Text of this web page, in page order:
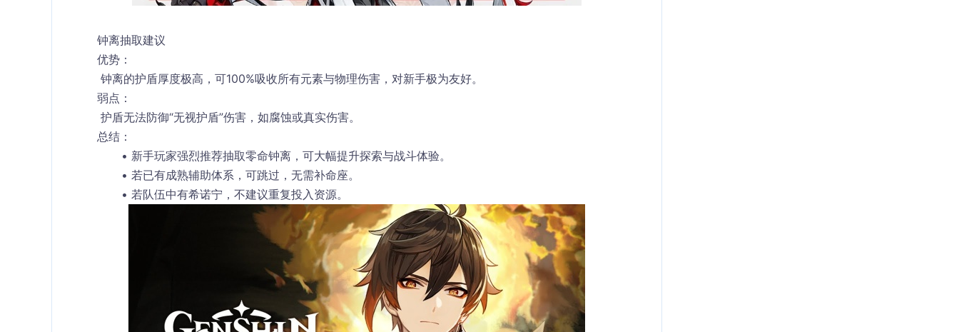
钟离抽取建议
优势：
钟离的护盾厚度极高，可100%吸收所有元素与物理伤害，对新手极为友好。
弱点：
护盾无法防御“无视护盾”伤害，如腐蚀或真实伤害。
总结：
新手玩家强烈推荐抽取零命钟离，可大幅提升探索与战斗体验。
若已有成熟辅助体系，可跳过，无需补命座。
若队伍中有希诺宁，不建议重复投入资源。